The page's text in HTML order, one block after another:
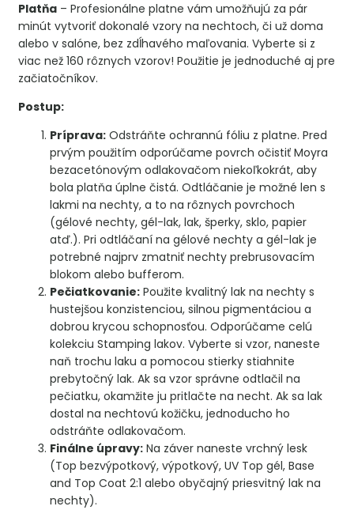
Platňa – Profesionálne platne vám umožňujú za pár
minút vytvoriť dokonalé vzory na nechtoch, či už doma
alebo v salóne, bez zdĺhavého maľovania. Vyberte si z
viac než 160 rôznych vzorov! Použitie je jednoduché aj pre
začiatočníkov.
Postup:
Príprava: Odstráňte ochrannú fóliu z platne. Pred
prvým použitím odporúčame povrch očistiť Moyra
bezacetónovým odlakovačom niekoľkokrát, aby
bola platňa úplne čistá. Odtláčanie je možné len s
lakmi na nechty, a to na rôznych povrchoch
(gélové nechty, gél-lak, lak, šperky, sklo, papier
atď.). Pri odtláčaní na gélové nechty a gél-lak je
potrebné najprv zmatniť nechty prebrusovacím
blokom alebo bufferom.
Pečiatkovanie: Použite kvalitný lak na nechty s
hustejšou konzistenciou, silnou pigmentáciou a
dobrou krycou schopnosťou. Odporúčame celú
kolekciu Stamping lakov. Vyberte si vzor, naneste
naň trochu laku a pomocou stierky stiahnite
prebytočný lak. Ak sa vzor správne odtlačil na
pečiatku, okamžite ju pritlačte na necht. Ak sa lak
dostal na nechtovú kožičku, jednoducho ho
odstráňte odlakovačom.
Finálne úpravy: Na záver naneste vrchný lesk
(Top bezvýpotkový, výpotkový, UV Top gél, Base
and Top Coat 2:1 alebo obyčajný priesvitný lak na
nechty).